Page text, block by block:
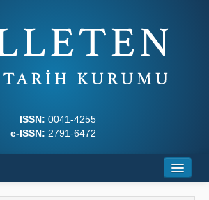
ISSN: 0041-4255
e-ISSN: 2791-6472